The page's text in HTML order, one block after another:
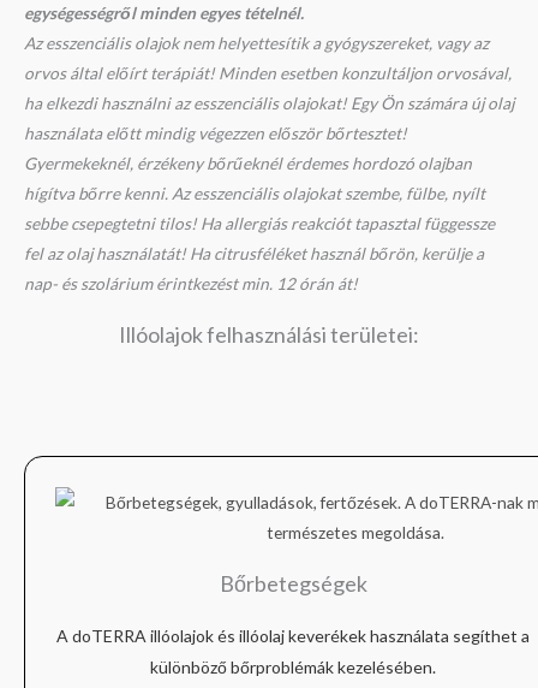
egységességről minden egyes tételnél.
Az esszenciális olajok nem helyettesítik a gyógyszereket, vagy az
orvos által előírt terápiát! Minden esetben konzultáljon orvosával,
ha elkezdi használni az esszenciális olajokat! Egy Ön számára új olaj
használata előtt mindig végezzen először bőrtesztet!
Gyermekeknél, érzékeny bőrűeknél érdemes hordozó olajban
hígítva bőrre kenni. Az esszenciális olajokat szembe, fülbe, nyílt
sebbe csepegtetni tilos! Ha allergiás reakciót tapasztal függessze
fel az olaj használatát! Ha citrusféléket használ bőrön, kerülje a
nap- és szolárium érintkezést min. 12 órán át!
Illóolajok felhasználási területei:
Bőrbetegségek
A doTERRA illóolajok és illóolaj keverékek használata segíthet a
különböző bőrproblémák kezelésében.